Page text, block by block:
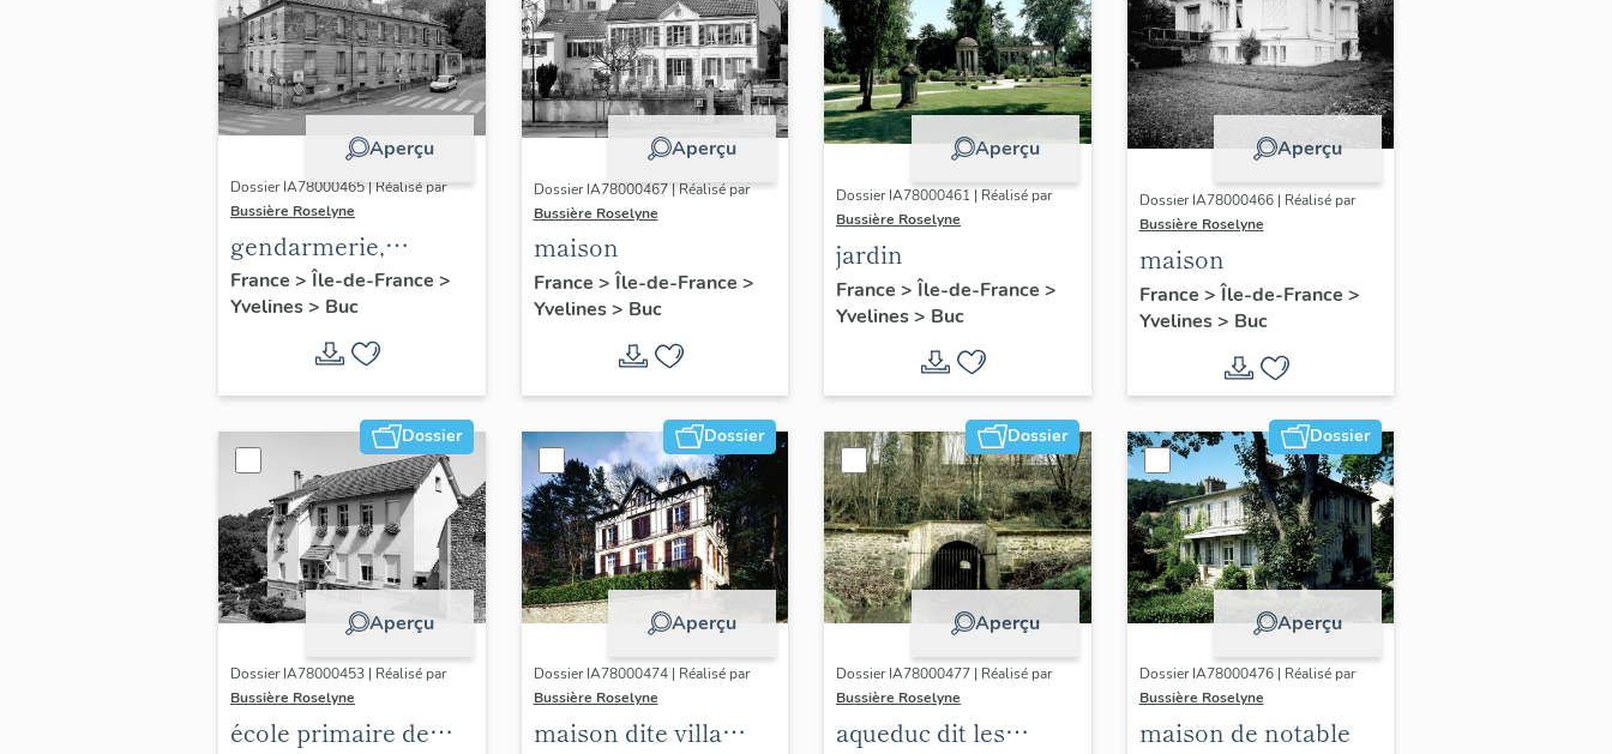
Aperçu
Dossier IA78000465 | Réalisé par
Bussière Roselyne
gendarmerie,
actuellement
immeuble
France > Île-de-France >
Yvelines> Buc
Aperçu
Dossier IA78000467 | Réalisé par
Bussière Roselyne
maison
France > Île-de-France >
Yvelines> Buc
Aperçu
Dossier IA78000461 | Réalisé par
Bussière Roselyne
jardin
France > Île-de-France >
Yvelines> Buc
Aperçu
Dossier IA78000466 | Réalisé par
Bussière Roselyne
maison
France > Île-de-France >
Yvelines> Buc
Dossier
Aperçu
Dossier IA78000453 | Réalisé par
Bussière Roselyne
école primaire de
Dossier
Aperçu
Dossier IA78000474 | Réalisé par
Bussière Roselyne
maison dite villa
Dossier
Aperçu
Dossier IA78000477 | Réalisé par
Bussière Roselyne
aqueduc dit les
Dossier
Aperçu
Dossier IA78000476 | Réalisé par
Bussière Roselyne
maison de notable